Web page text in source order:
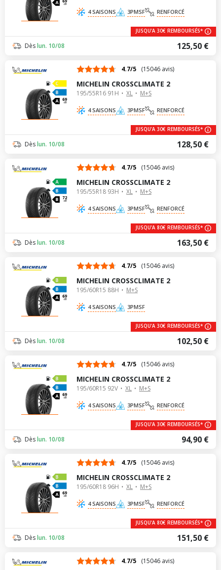
dB
4 SAISONS 3PMSF RENFORCÉ
125,50 €
Dèslun. 10/08
JUSQU'A 30€ REMBOURSÉS*
69
dB
4.7/5 (15046 avis)
MICHELIN CROSSCLIMATE 2
195/55R16 91H XL M+S
4 SAISONS 3PMSF RENFORCÉ
128,50 €
Dèslun. 10/08
JUSQU'A 30€ REMBOURSÉS*
72
dB
4.7/5 (15046 avis)
MICHELIN CROSSCLIMATE 2
195/55R18 93H XL M+S
4 SAISONS 3PMSF RENFORCÉ
163,50 €
Dèslun. 10/08
JUSQU'A 80€ REMBOURSÉS*
69
dB
4.7/5 (15046 avis)
MICHELIN CROSSCLIMATE 2
195/60R15 88H M+S
4 SAISONS 3PMSF
102,50 €
Dèslun. 10/08
JUSQU'A 30€ REMBOURSÉS*
69
dB
4.7/5 (15046 avis)
MICHELIN CROSSCLIMATE 2
195/60R15 92V XL M+S
4 SAISONS 3PMSF RENFORCÉ
94,90 €
Dèslun. 10/08
JUSQU'A 30€ REMBOURSÉS*
69
dB
4.7/5 (15046 avis)
MICHELIN CROSSCLIMATE 2
195/60R18 96H XL M+S
4 SAISONS 3PMSF RENFORCÉ
151,50 €
Dèslun. 10/08
JUSQU'A 80€ REMBOURSÉS*
4.7/5 (15046 avis)